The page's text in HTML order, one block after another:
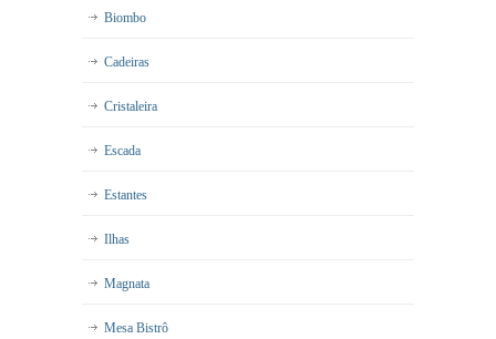
Biombo
Cadeiras
Cristaleira
Escada
Estantes
Ilhas
Magnata
Mesa Bistrô